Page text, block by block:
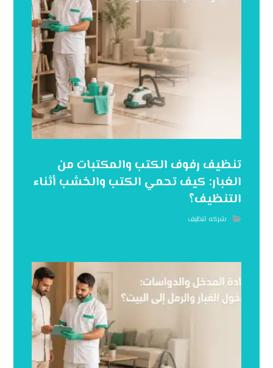
تنظيف رفوف الكتب والمكتبات من
الغبار: كيف تحمي الكتب والخشب أثناء
التنظيف؟
شركه تنظيف